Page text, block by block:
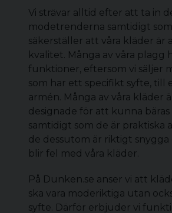
Vi strävar alltid efter att ta in
modetrenderna samtidigt
säkerställer att våra kläder är
kvalitet. Många av våra plagg
funktioner, eftersom vi säljer
som har ett specifikt syfte, till
armén. Många av våra kläder
designade för att kunna
samtidigt som de är praktiska
de dessutom är riktigt
blir fel med våra kläder.
På Dunken.se anser vi att
ska vara moderiktiga utan
syfte. Därför erbjuder vi